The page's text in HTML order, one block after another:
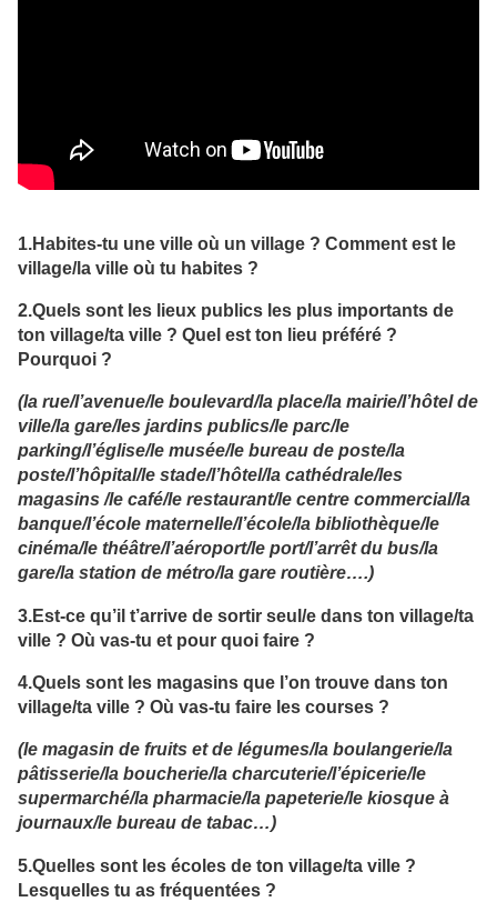
1.Habites-tu une ville où un village ? Comment est le
village/la ville où tu habites ?
2.Quels sont les lieux publics les plus importants de
ton village/ta ville ? Quel est ton lieu préféré ?
Pourquoi ?
(la rue/l’avenue/le boulevard/la place/la mairie/l’hôtel de
ville/la gare/les jardins publics/le parc/le
parking/l’église/le musée/le bureau de poste/la
poste/l’hôpital/le stade/l’hôtel/la cathédrale/les
magasins /le café/le restaurant/le centre commercial/la
banque/l’école maternelle/l’école/la bibliothèque/le
cinéma/le théâtre/l’aéroport/le port/l’arrêt du bus/la
gare/la station de métro/la gare routière….)
3.Est-ce qu’il t’arrive de sortir seul/e dans ton village/ta
ville ? Où vas-tu et pour quoi faire ?
4.Quels sont les magasins que l’on trouve dans ton
village/ta ville ? Où vas-tu faire les courses ?
(le magasin de fruits et de légumes/la boulangerie/la
pâtisserie/la boucherie/la charcuterie/l’épicerie/le
supermarché/la pharmacie/la papeterie/le kiosque à
journaux/le bureau de tabac…)
5.Quelles sont les écoles de ton village/ta ville ?
Lesquelles tu as fréquentées ?